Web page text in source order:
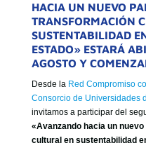
GOBIERNO
NUESTRO
HACIA UN NUEVO
TRANSFORMACIÓN
SUSTENTABILIDAD
ESTADO» ESTARÁ
AGOSTO Y
Desde la Red Compromiso
Consorcio de Universidades
invitamos a participar del
«Avanzando hacia un
cultural en sustentabilidad